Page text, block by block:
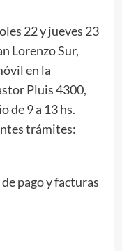
22 y jueves 23
Lorenzo Sur,
en la
Pluis 4300,
de 9 a 13 hs.
trámites:
pago y facturas